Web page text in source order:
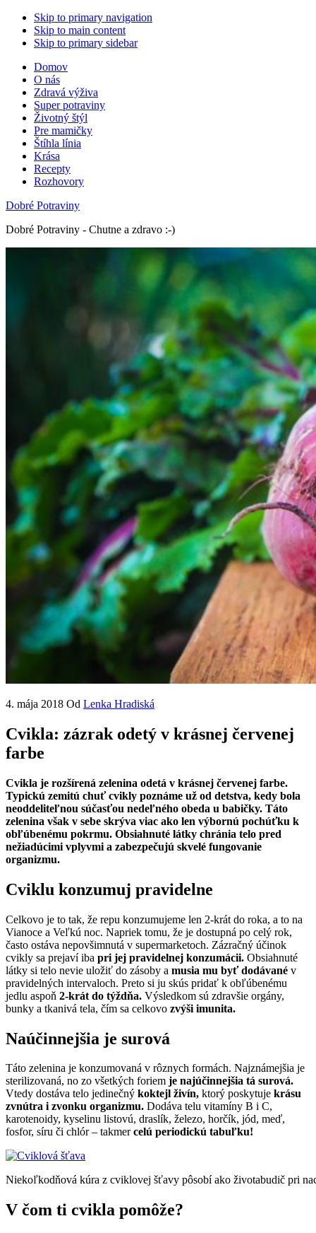
Skip to primary navigation
Skip to main content
Skip to primary sidebar
Domov
O nás
Zdravá výživa
Super potraviny
Životný štýl
Pre mamičky
Štíhla línia
Krása
Recepty
Rozhovory
Dobré Potraviny
Dobré Potraviny - Chutne a zdravo :-)
4. mája 2018 Od Lenka Hradiská
Cvikla: zázrak odetý v krásnej červenej
farbe
Cvikla je rozšírená zelenina odetá v krásnej červenej farbe.
Typickú zemitú chuť cvikly poznáme už od detstva, kedy bola
neoddeliteľnou súčasťou nedeľného obeda u babičky. Táto
zelenina však v sebe skrýva viac ako len výbornú pochúťku k
obľúbenému pokrmu. Obsiahnuté látky chránia telo pred
nežiadúcimi vplyvmi a zabezpečujú skvelé fungovanie
organizmu.
Cviklu konzumuj pravidelne
Celkovo je to tak, že repu konzumujeme len 2-krát do roka, a to na
Vianoce a Veľkú noc. Napriek tomu, že je dostupná po celý rok,
často ostáva nepovšimnutá v supermarketoch. Zázračný účinok
cvikly sa prejaví iba pri jej pravidelnej konzumácii. Obsiahnuté
látky si telo nevie uložiť do zásoby a musia mu byť dodávané v
pravidelných intervaloch. Preto si ju skús pridať k obľúbenému
jedlu aspoň 2-krát do týždňa. Výsledkom sú zdravšie orgány,
bunky a tkanivá tela, čím sa celkovo zvýši imunita.
Naúčinnejšia je surová
Táto zelenina je konzumovaná v rôznych formách. Najznámejšia je
sterilizovaná, no zo všetkých foriem je najúčinnejšia tá surová.
Vtedy dostáva telo jedinečný koktejl živín, ktorý poskytuje krásu
zvnútra i zvonku organizmu. Dodáva telu vitamíny B i C,
karotenoidy, kyselinu listovú, draslík, železo, horčík, jód, meď,
fosfor, síru či chlór – takmercelú periodickú tabuľku!
Niekoľkodňová kúra z cviklovej šťavy pôsobí ako životabudič pri
V čom ti cvikla pomôže?